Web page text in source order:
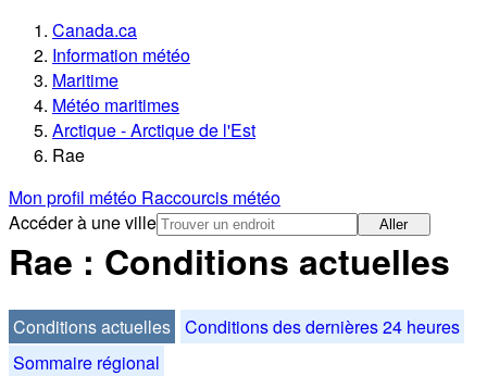
Canada.ca
Information météo
Maritime
Météo maritimes
Arctique - Arctique de l'Est
Rae
Mon profil météo Raccourcis météo
Accéder à une ville
Aller
Rae : Conditions actuelles
Conditions actuelles Conditions des dernières 24 heures
Sommaire régional